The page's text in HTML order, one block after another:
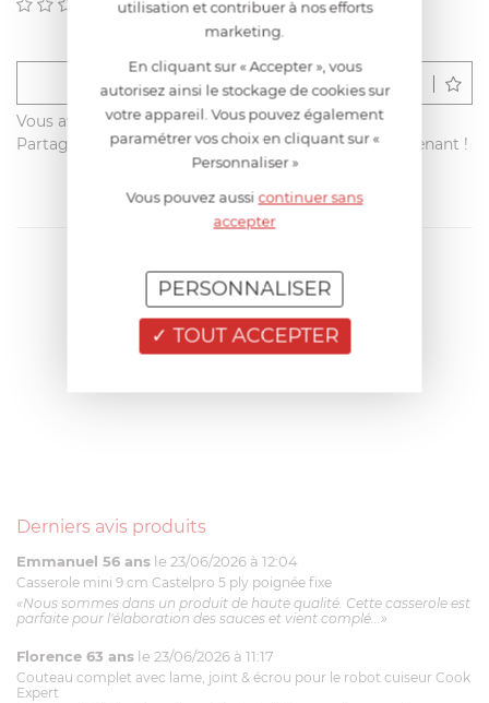
(0)
Déposer un avis
Vous avez acheté ce produit sur francisbatt.com ?
Partagez votre avis avec les autres clients dès maintenant !
Derniers avis produits
Emmanuel 56 ans le 23/06/2026 à 12:04
Casserole mini 9 cm Castelpro 5 ply poignée fixe
«Nous sommes dans un produit de haute qualité. Cette casserole est
parfaite pour l'élaboration des sauces et vient complé...»
Florence 63 ans le 23/06/2026 à 11:17
Couteau complet avec lame, joint & écrou pour le robot cuiseur Cook
Expert
utilisation et contribuer à nos efforts
marketing.
En cliquant sur « Accepter », vous
autorisez ainsi le stockage de cookies sur
votre appareil. Vous pouvez également
paramétrer vos choix en cliquant sur «
Personnaliser »
Vous pouvez aussicontinuer sans
accepter
TOUT ACCEPTER
PERSONNALISER